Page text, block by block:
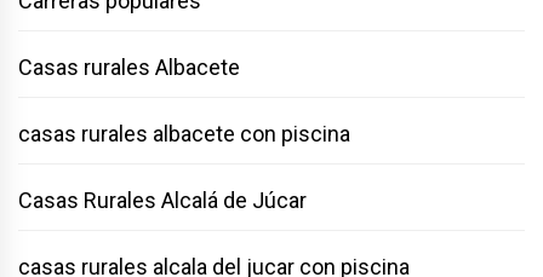
Casas rurales Albacete
casas rurales albacete con piscina
Casas Rurales Alcalá de Júcar
casas rurales alcala del jucar con piscina